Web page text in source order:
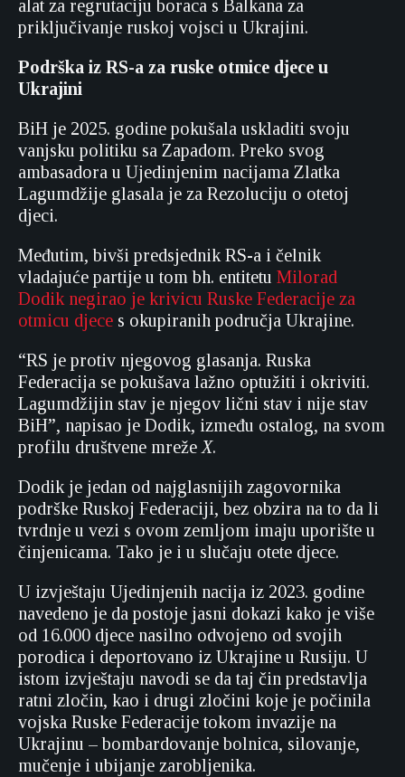
alat za regrutaciju boraca s Balkana za
priključivanje ruskoj vojsci u Ukrajini.
Podrška iz RS-a za ruske otmice djece u
Ukrajini
BiH je 2025. godine pokušala uskladiti svoju
vanjsku politiku sa Zapadom. Preko svog
ambasadora u Ujedinjenim nacijama Zlatka
Lagumdžije glasala je za Rezoluciju o otetoj
djeci.
Međutim, bivši predsjednik RS-a i čelnik
vladajuće partije u tom bh. entitetu Milorad
Dodik negirao je krivicu Ruske Federacije za
otmicu djece s okupiranih područja Ukrajine.
“RS je protiv njegovog glasanja. Ruska
Federacija se pokušava lažno optužiti i okriviti.
Lagumdžijin stav je njegov lični stav i nije stav
BiH”, napisao je Dodik, između ostalog, na svom
profilu društvene mreže X.
Dodik je jedan od najglasnijih zagovornika
podrške Ruskoj Federaciji, bez obzira na to da li
tvrdnje u vezi s ovom zemljom imaju uporište u
činjenicama. Tako je i u slučaju otete djece.
U izvještaju Ujedinjenih nacija iz 2023. godine
navedeno je da postoje jasni dokazi kako je više
od 16.000 djece nasilno odvojeno od svojih
porodica i deportovano iz Ukrajine u Rusiju. U
istom izvještaju navodi se da taj čin predstavlja
ratni zločin, kao i drugi zločini koje je počinila
vojska Ruske Federacije tokom invazije na
Ukrajinu – bombardovanje bolnica, silovanje,
mučenje i ubijanje zarobljenika.